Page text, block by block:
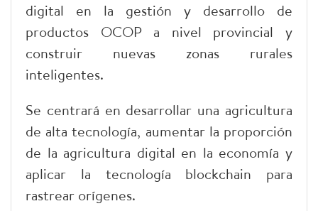
digital en la gestión y desarrollo de
productos OCOP a nivel provincial y
construir nuevas zonas rurales
inteligentes.
Se centrará en desarrollar una agricultura
de alta tecnología, aumentar la proporción
de la agricultura digital en la economía y
aplicar la tecnología blockchain para
rastrear orígenes.